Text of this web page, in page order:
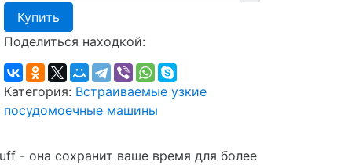
Купить
Поделиться находкой:
Категория: Встраиваемые узкие
посудомоечные машины
- она сохранит ваше время для более